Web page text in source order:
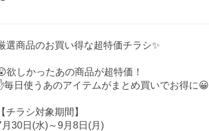
選商品のお買い得な超特価チラシ✨
欲しかったあの商品が超特価！
毎日使うあのアイテムがまとめ買いでお得に😀
【チラシ対象期間】
月30日(水)～9月8日(月)